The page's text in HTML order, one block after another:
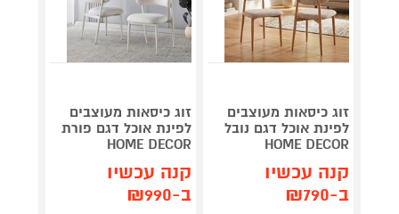
זוג כיסאות מעוצבים
לפינת אוכל דגם נובל
HOME DECOR
קנה עכשיו
ב-₪790
זוג כיסאות מעוצבים
לפינת אוכל דגם פורת
HOME DECOR
קנה עכשיו
ב-₪990